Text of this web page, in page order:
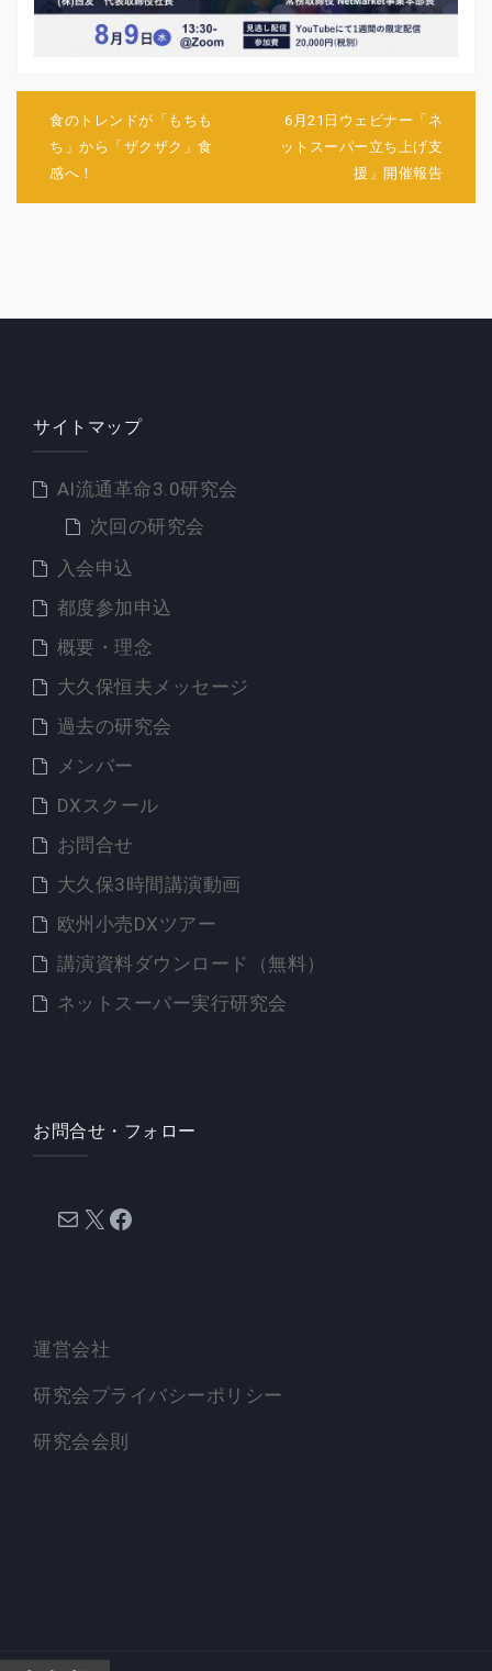
ー
食のトレンドが「もちも
ち」から「ザクザク」食
感へ！
6月21日ウェビナー「ネ
ットスーパー立ち上げ支
援」開催報告
サイトマップ
AI流通革命3.0研究会
次回の研究会
入会申込
都度参加申込
概要・理念
大久保恒夫メッセージ
過去の研究会
メンバー
DXスクール
お問合せ
大久保3時間講演動画
欧州小売DXツアー
講演資料ダウンロード（無料）
ネットスーパー実行研究会
お問合せ・フォロー
メール X Facebook
運営会社
研究会プライバシーポリシー
研究会会則